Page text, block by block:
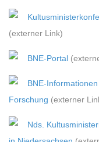
(externer Link)
BNE-Portal
BNE-
Forschung (externer
Nds.